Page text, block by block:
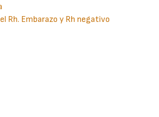
Rh. Embarazo y Rh negativo